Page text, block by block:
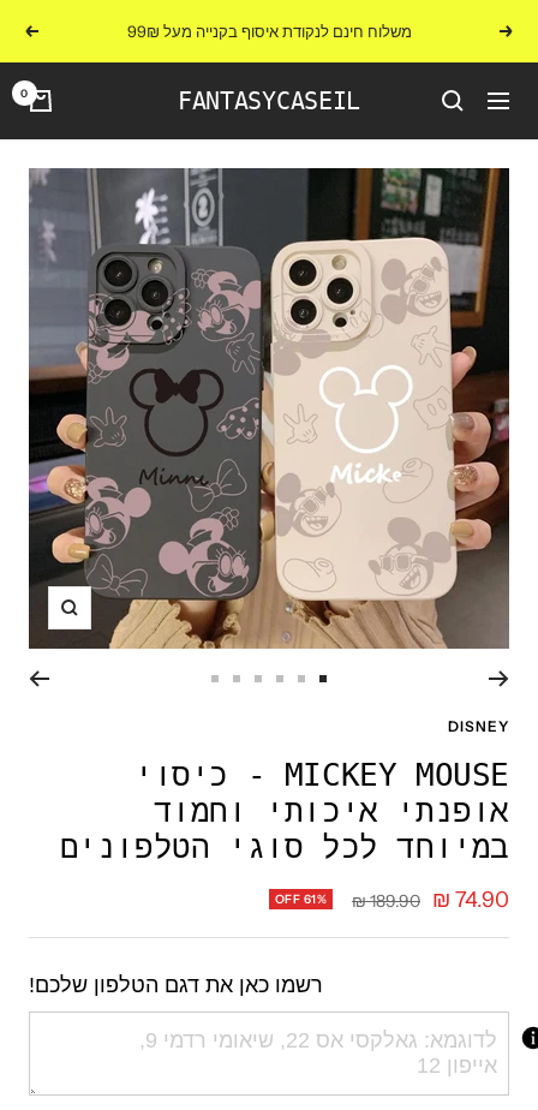
לתוכןהקודם משלוח חינם לנקודת איסוף בקנייה מעל 99₪ הבא
ניווט FANTASYCASEIL
0
תקריב
DISNEY
MICKEY MOUSE - כיסוי
אופנתי איכותי וחמוד
במיוחד לכל סוגי הטלפונים
מחיר
מבצע
74.90 ₪
מחיר
189.90 ₪
OFF 61%
רשמו כאן את דגם הטלפון שלכם!